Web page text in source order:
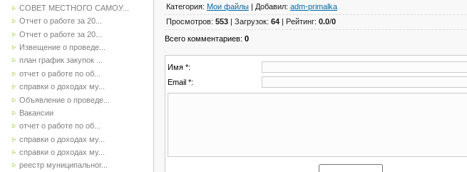
СОВЕТ МЕСТНОГО САМОУ...
Отчет о работе за 20...
Отчет о работе за 20...
Извещение о проведе...
план график закупок ...
отчет о работе по об...
справки о доходах му...
Объявление о проведе...
Вакансии
отчет о работе по об...
справки о доходах му...
справки о доходах му...
реестр муниципальног...
Категория: Мои файлы | Добавил: adm-primalka
Просмотров: 553 | Загрузок: 64 | Рейтинг: 0.0/0
Всего комментариев: 0
Имя *:
Email *: